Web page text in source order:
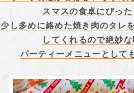
スマスの食卓にぴった
少し多めに絡めた焼き肉のタレ
してくれるので絶妙な
パーティーメニューとして